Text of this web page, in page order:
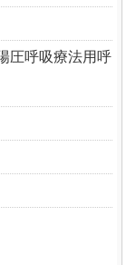
圧呼吸療法用呼